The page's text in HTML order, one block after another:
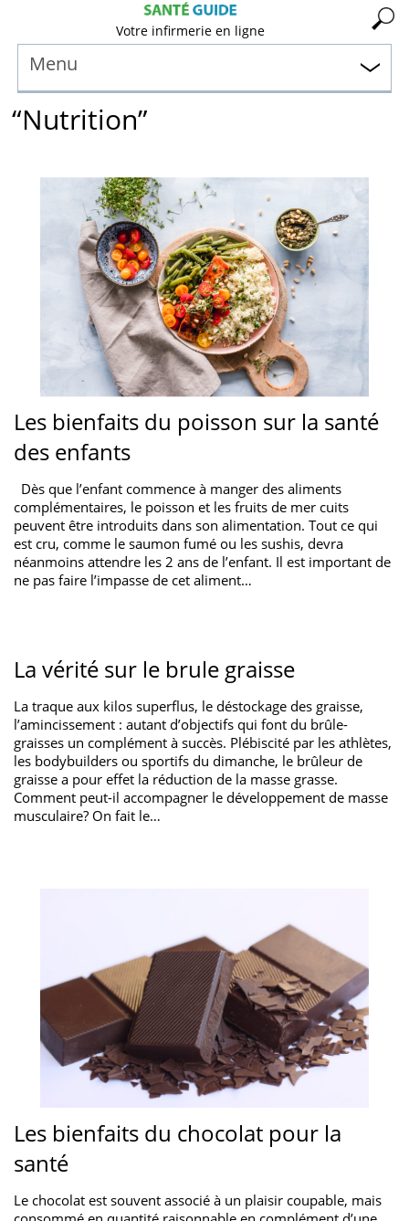
Votre infirmerie en ligne
Menu
“Nutrition”
Les bienfaits du poisson sur la santé
des enfants
Dès que l’enfant commence à manger des aliments
complémentaires, le poisson et les fruits de mer cuits
peuvent être introduits dans son alimentation. Tout ce qui
est cru, comme le saumon fumé ou les sushis, devra
néanmoins attendre les 2 ans de l’enfant. Il est important de
ne pas faire l’impasse de cet aliment…
La vérité sur le brule graisse
La traque aux kilos superflus, le déstockage des graisse,
l’amincissement : autant d’objectifs qui font du brûle-
graisses un complément à succès. Plébiscité par les athlètes,
les bodybuilders ou sportifs du dimanche, le brûleur de
graisse a pour effet la réduction de la masse grasse.
Comment peut-il accompagner le développement de masse
musculaire? On fait le…
Les bienfaits du chocolat pour la
santé
Le chocolat est souvent associé à un plaisir coupable, mais